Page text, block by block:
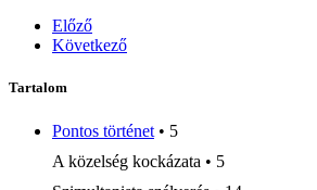
Előző
Következő
Tartalom
Pontos történet • 5
A közelség kockázata • 5